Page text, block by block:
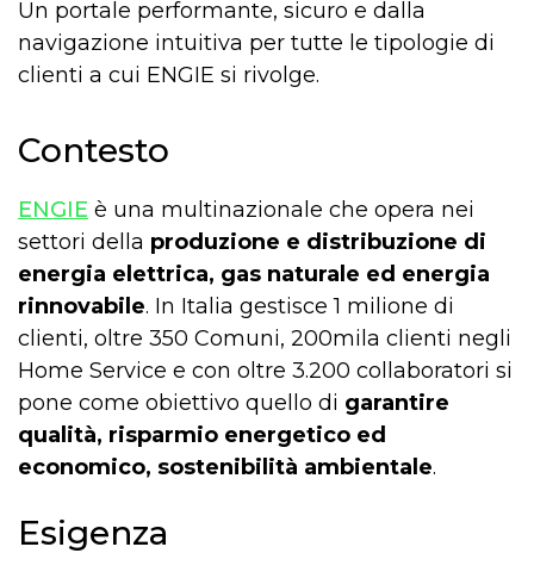
Un portale performante, sicuro e dalla
navigazione intuitiva per tutte le tipologie di
clienti a cui ENGIE si rivolge.
Contesto
ENGIE è una multinazionale che opera nei
settori della produzione e distribuzione di
energia elettrica, gas naturale ed energia
rinnovabile. In Italia gestisce 1 milione di
clienti, oltre 350 Comuni, 200mila clienti negli
Home Service e con oltre 3.200 collaboratori si
pone come obiettivo quello di garantire
qualità, risparmio energetico ed
economico, sostenibilità ambientale.
Esigenza